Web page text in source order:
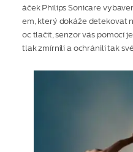
áček Philips Sonicare
em, který dokáže detekovat
oc tlačit, senzor vás pomocí
tlak zmírnili a ochránili tak